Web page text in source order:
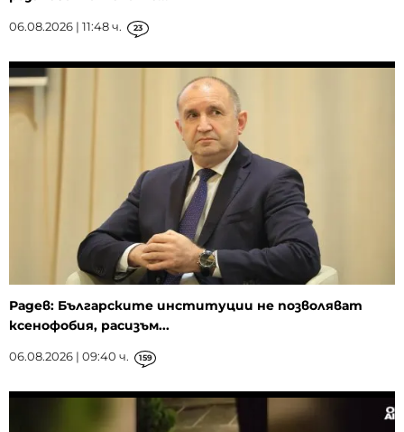
06.08.2026 | 11:48 ч. 23
Радев: Българските институции не позволяват
ксенофобия, расизъм...
06.08.2026 | 09:40 ч. 159